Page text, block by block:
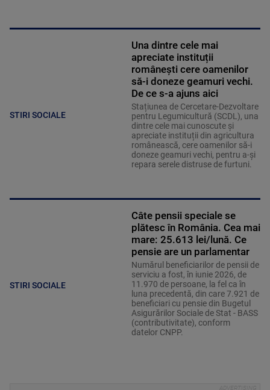
STIRI SOCIALE
Una dintre cele mai
apreciate instituții
românești cere oamenilor
să-i doneze geamuri vechi.
De ce s-a ajuns aici
Stațiunea de Cercetare-Dezvoltare
pentru Legumicultură (SCDL), una
dintre cele mai cunoscute și
apreciate instituții din agricultura
românească, cere oamenilor să-i
doneze geamuri vechi, pentru a-și
repara serele distruse de furtuni.
STIRI SOCIALE
Câte pensii speciale se
plătesc în România. Cea mai
mare: 25.613 lei/lună. Ce
pensie are un parlamentar
Numărul beneficiarilor de pensii de
serviciu a fost, în iunie 2026, de
11.970 de persoane, la fel ca în
luna precedentă, din care 7.921 de
beneficiari cu pensie din Bugetul
Asigurărilor Sociale de Stat - BASS
(contributivitate), conform
datelor CNPP.